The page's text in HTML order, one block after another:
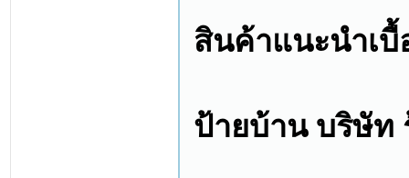
สินค้าแนะนำเบื้
ป้ายบ้าน บริษัท